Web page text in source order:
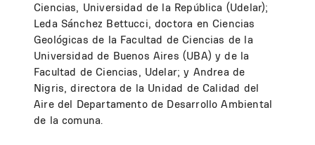
Ciencias, Universidad de la República (Udelar);
Leda Sánchez Bettucci, doctora en Ciencias
Geológicas de la Facultad de Ciencias de la
Universidad de Buenos Aires (UBA) y de la
Facultad de Ciencias, Udelar; y Andrea de
Nigris, directora de la Unidad de Calidad del
Aire del Departamento de Desarrollo Ambiental
de la comuna.